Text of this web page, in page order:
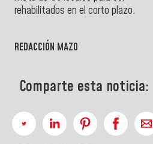
rehabilitados en el corto plazo.
REDACCIÓN MAZO
Comparte esta noticia: